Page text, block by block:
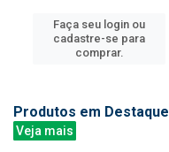
Faça seu login ou
cadastre-se para
comprar.
Produtos em Destaque
Veja mais